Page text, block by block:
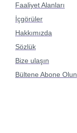
Faaliyet Alanları
İçgörüler
Hakkımızda
Sözlük
Bize ulaşın
Bültene Abone Olun